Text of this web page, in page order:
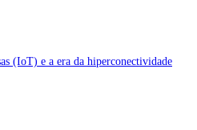
(IoT) e a era da hiperconectividade